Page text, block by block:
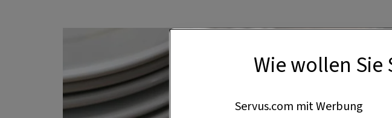
Wie wollen Sie
Servus.com mit Werbung